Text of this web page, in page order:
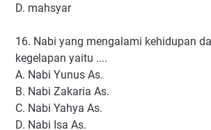
D. mahsyar
16. Nabi yang mengalami kehidupan
kegelapan yaitu ....
A. Nabi Yunus As.
B. Nabi Zakaria As.
C. Nabi Yahya As.
D. Nabi Isa As.